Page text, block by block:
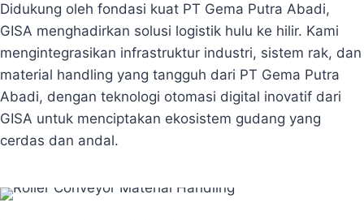
Didukung oleh fondasi kuat PT Gema Putra Abadi,
GISA menghadirkan solusi logistik hulu ke hilir. Kami
mengintegrasikan infrastruktur industri, sistem rak, dan
material handling yang tangguh dari PT Gema Putra
Abadi, dengan teknologi otomasi digital inovatif dari
GISA untuk menciptakan ekosistem gudang yang
cerdas dan andal.